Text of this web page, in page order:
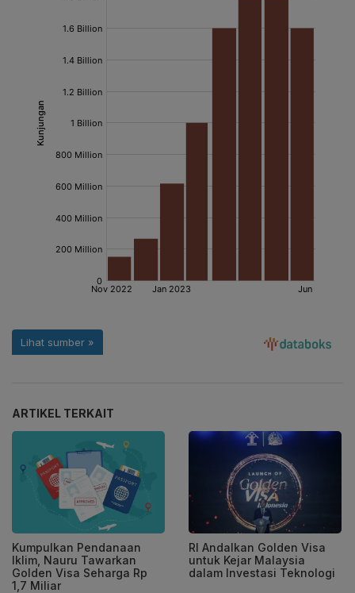
ARTIKEL TERKAIT
Kumpulkan Pendanaan
Iklim, Nauru Tawarkan
Golden Visa Seharga Rp
1,7 Miliar
RI Andalkan Golden Visa
untuk Kejar Malaysia
dalam Investasi Teknologi